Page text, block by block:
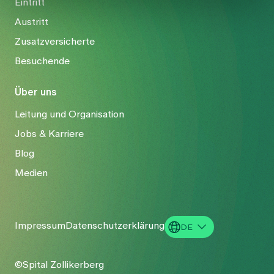
Eintritt
Austritt
Zusatzversicherte
Besuchende
Über uns
Leitung und Organisation
Jobs & Karriere
Blog
Medien
ImpressumDatenschutzerklärung
DE
©Spital Zollikerberg